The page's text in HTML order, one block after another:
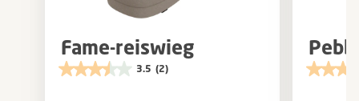
Fame-reiswieg
3.5 (2)